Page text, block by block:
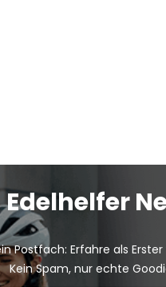
Edelhelfer
Postfach: Erfahre als
Kein Spam, nur echte